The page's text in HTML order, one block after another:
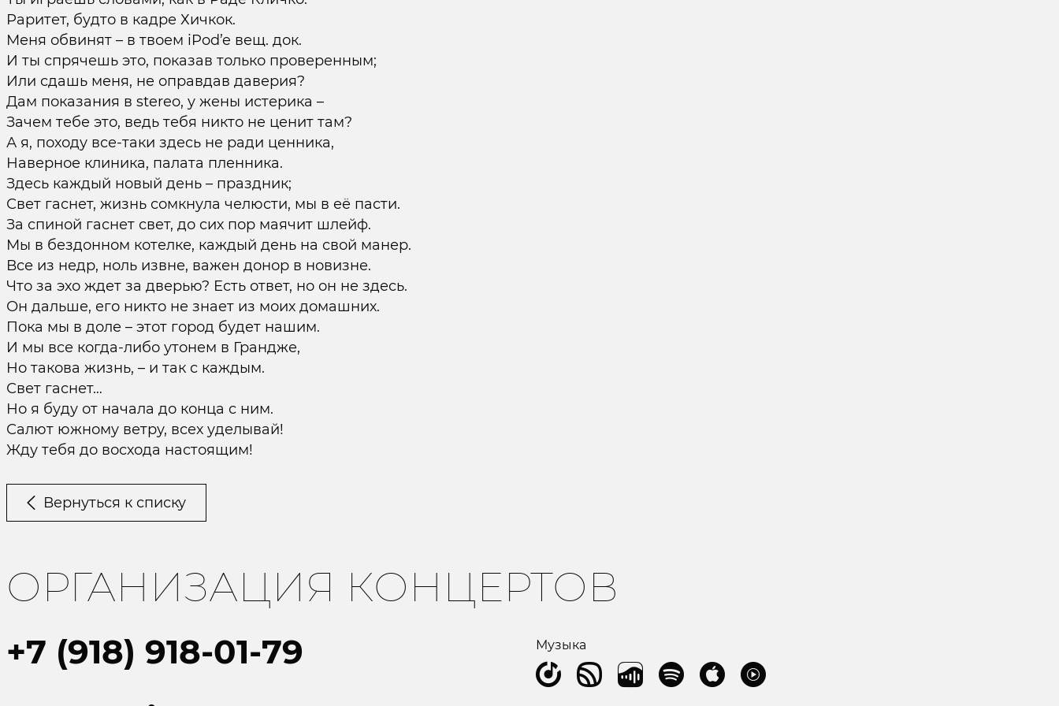
Раритет, будто в кадре Хичкок.
Меня обвинят – в твоем iPod’e вещ. док.
И ты спрячешь это, показав только проверенным;
Или сдашь меня, не оправдав даверия?
Дам показания в stereo, у жены истерика –
Зачем тебе это, ведь тебя никто не ценит там?
А я, походу все-таки здесь не ради ценника,
Наверное клиника, палата пленника.
Здесь каждый новый день – праздник;
Свет гаснет, жизнь сомкнула челюсти, мы в её пасти.
За спиной гаснет свет, до сих пор маячит шлейф.
Мы в бездонном котелке, каждый день на свой манер.
Все из недр, ноль извне, важен донор в новизне.
Что за эхо ждет за дверью? Есть ответ, но он не здесь.
Он дальше, его никто не знает из моих домашних.
Пока мы в доле – этот город будет нашим.
И мы все когда-либо утонем в Грандже,
Но такова жизнь, – и так с каждым.
Свет гаснет…
Но я буду от начала до конца с ним.
Салют южному ветру, всех уделывай!
Жду тебя до восхода настоящим!
Вернуться к списку
ОРГАНИЗАЦИЯ КОНЦЕРТОВ
+7 (918) 918-01-79
Музыка